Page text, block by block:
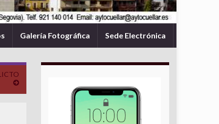
Galería Fotográfica Sede Electrónica